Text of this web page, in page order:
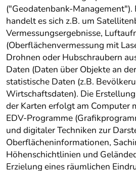
("Geodatenbank-Management").
handelt es sich z.B. um
Vermessungsergebnisse,
(Oberflächenvermessung mit
Drohnen oder Hubschraubern
Daten (Daten über Objekte an
statistische Daten (z.B.
Wirtschaftsdaten). Die
der Karten erfolgt am Computer
EDV-Programme
und digitaler Techniken zur
Oberflächeninformationen,
Höhenschichtlinien und
Erzielung eines räumlichen